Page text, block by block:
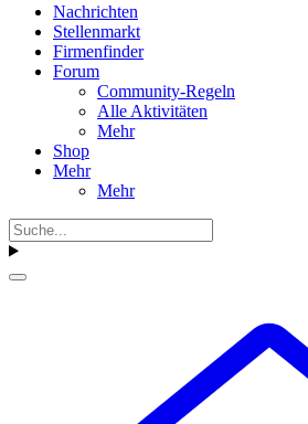
Nachrichten
Stellenmarkt
Firmenfinder
Forum
Community-Regeln
Alle Aktivitäten
Mehr
Shop
Mehr
Mehr